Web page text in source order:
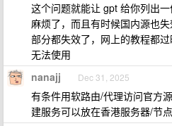
这个问题就能让 gpt 给你列出
麻烦了，而且有时候国内源也
部分都失效了，网上的教程都
无法使用
nanajj Dec 31, 2025
有条件用软路由/代理访问官方
建服务可以放在香港服务器/节点